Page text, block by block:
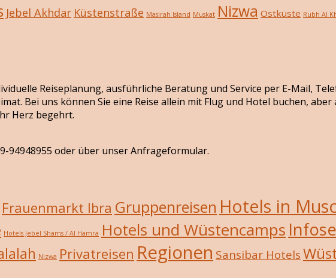
Jebel Akhdar Küstenstraße Masirah Island Muskat Nizwa Ostküste Rubh Al
Reiseplanung, ausführliche Beratung und Service per E-Mail,
Bei uns können Sie eine Reise allein mit Flug und Hotel buchen,
Herz begehrt.
94948955 oder über unser Anfrageformular.
Frauenmarkt Ibra Gruppenreisen Hotels in
Hotels Jebel Shams / Al Hamra Hotels und Wüstencamps
Nizwa Privatreisen Regionen Sansibar Hotels